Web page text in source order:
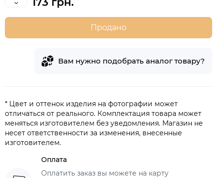
Продано
Вам нужно подобрать аналог товару?
* Цвет и оттенок изделия на фотографии может
отличаться от реального. Комплектация товара может
меняться изготовителем без уведомления. Магазин не
несет ответственности за изменения, внесенные
изготовителем.
Оплата
Оплатить заказ вы можете на карту